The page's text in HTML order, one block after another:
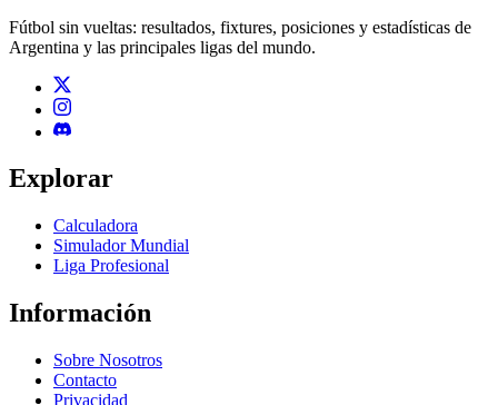
Fútbol sin vueltas: resultados, fixtures, posiciones y estadísticas de
Argentina y las principales ligas del mundo.
Explorar
Calculadora
Simulador Mundial
Liga Profesional
Información
Sobre Nosotros
Contacto
Privacidad